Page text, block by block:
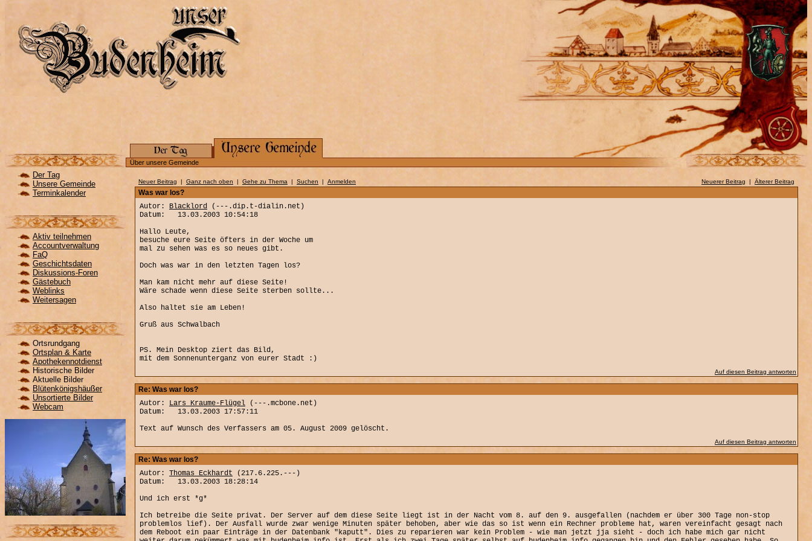
Über unsere Gemeinde
Der Tag
Unsere Gemeinde
Terminkalender
Aktiv teilnehmen
Accountverwaltung
FaQ
Geschichtsdaten
Diskussions-Foren
Gästebuch
Weblinks
Weitersagen
Ortsrundgang
Ortsplan & Karte
Apothekennotdienst
Historische Bilder
Aktuelle Bilder
Blütenkönigshäußer
Unsortierte Bilder
Webcam
Neuer Beitrag | Ganz nach oben | Gehe zu Thema | Suchen | Anmelden Neuerer Beitrag | Älterer Beitrag
Was war los?
Autor: Blacklord (---.dip.t-dialin.net)
Datum: 13.03.2003 10:54:18
Hallo Leute,
besuche eure Seite öfters in der Woche um
mal zu sehen was es so neues gibt.
Doch was war in den letzten Tagen los?
Man kam nicht mehr auf diese Seite!
Wäre schade wenn diese Seite sterben sollte...
Also haltet sie am Leben!
Gruß aus Schwalbach
PS. Mein Desktop ziert das Bild,
mit dem Sonnenunterganz von eurer Stadt :)
Auf diesen Beitrag antworten
Re: Was war los?
Autor: Lars Kraume-Flügel (---.mcbone.net)
Datum: 13.03.2003 17:57:11
Text auf Wunsch des Verfassers am 05. August 2009 gelöscht.
Auf diesen Beitrag antworten
Re: Was war los?
Autor: Thomas Eckhardt (217.6.225.---)
Datum: 13.03.2003 18:28:14
Und ich erst *g*
Ich betreibe die Seite privat. Der Server auf dem diese Seite liegt ist in der Nacht vom 8. auf den 9. ausgefallen (nachdem er über 300 Tage non-stop
problemlos lief). Der Ausfall wurde zwar wenige Minuten später behoben, aber wie das so ist wenn ein Rechner probleme hat, waren vereinfacht gesagt nach
dem Reboot ein paar Einträge in der Datenbank "kaputt". Dies zu reparieren war kein Problem - wie man jetzt jja sieht - doch ich habe mich gar nicht